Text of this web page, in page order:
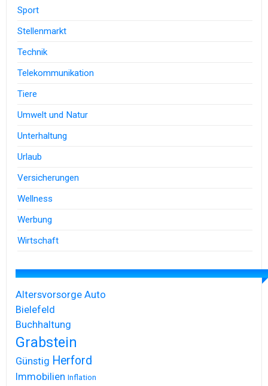
Sport
Stellenmarkt
Technik
Telekommunikation
Tiere
Umwelt und Natur
Unterhaltung
Urlaub
Versicherungen
Wellness
Werbung
Wirtschaft
Altersvorsorge Auto
Bielefeld
Buchhaltung
Grabstein
Günstig Herford
Immobilien Inflation